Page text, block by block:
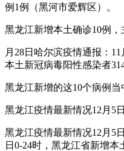
例1例（黑河市爱辉区）。
黑龙江新增本土确诊10例，
月28日哈尔滨疫情通报：
本土新冠病毒阳性感染者314
黑龙江新增的这10个病例当
黑龙江疫情最新情况12月5
黑龙江疫情最新情况12月5
日0-24时，黑龙江省新增